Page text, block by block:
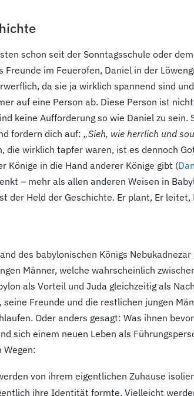
schon seit der Sonntagsschule oder
im Feuerofen, Daniel in der
da sie ja wirklich spannend sind
auf eine Person ab. Diese Person ist
keine Aufforderung so wie Daniel zu sein.
fordern dich auf: „Sieh, wie herrlich und
wirklich tapfer waren, ist es dennoch
Könige in die Hand anderer Könige gibt (
– mehr als allen anderen Weisen in
Held der Geschichte. Er plant, Er leitet,
des babylonischen Königs
Männer, welche wahrscheinlich
als Vorteil und Juda gleichzeitig als
Freunde und die restlichen jungen
Oder anders gesagt: Was ihnen
sich einem neuen Leben als
Wegen:
von ihrem eigentlichen Zuhause
ihre Identität formte. Vielleicht